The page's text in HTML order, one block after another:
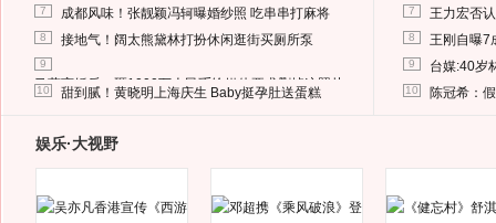
7 成都风味！张靓颖冯轲曝婚纱照 吃串串打麻将
8 接地气！阔太熊黛林打扮休闲逛街买厕所泵
9
马蓉离婚后，砸1000万人民币给媒体要求删掉这照片
10 甜到腻！黄晓明上海庆生 Baby挺孕肚送蛋糕
7 王力宏否
8 王刚自曝7
9 台媒:40岁
10 陈冠希：
娱乐·大视野